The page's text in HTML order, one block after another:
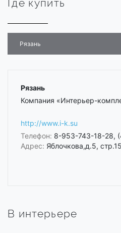
Где купить
Рязань
Рязань
Компания «Интерьер-
http://www.i-k.su
Телефон: 8-953-743-18-28,
Адрес: Яблочкова,д.5, стр.15
В интерьере